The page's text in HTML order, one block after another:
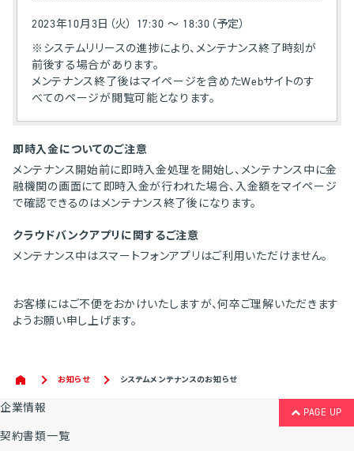
2023年10月3日（火） 17:30 ～ 18:30（予定）
※システムリリースの進捗により、メンテナンス終了時刻が
前後する場合があります。
メンテナンス終了後はマイページを含めたWebサイトのす
べてのページが閲覧可能となります。
即時入金についてのご注意
メンテナンス開始前に即時入金処理を開始し、メンテナンス中に金
融機関の画面にて即時入金が行われた場合、入金額をマイページ
で確認できるのはメンテナンス終了後になります。
クラウドバンクアプリに関するご注意
メンテナンス中はスマートフォンアプリはご利用いただけません。
お客様にはご不便をおかけいたしますが、何卒ご理解いただきます
ようお願い申し上げます。
お知らせ システムメンテナンスのお知らせ
PAGE UP
企業情報
契約書類一覧